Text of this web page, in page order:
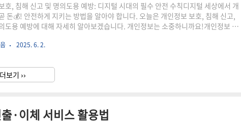
호, 침해 신고 및 명의도용 예방: 디지털 시대의 필수 안전 수칙디지털 세상에서 개
돈💰! 안전하게 지키는 방법을 알아야 합니다. 오늘은 개인정보 보호, 침해 신고,
도용 예방에 대해 자세히 알아보겠습니다. 개인정보는 소중하니까요!개인정보 보
게 해야 소중한 정보를 지킬 수 있을까요? 지금부터 3가지 핵심 전략을 소개합니
어버린 적 있으신가요? 😱 개인정보가 노출됐을까 봐 불안하셨다면 "개인정보노
예방 시스템"을 활용하세요! 이 시스템은 개인정보가 노출된 소비자가 ..
2025. 6. 2.
더보기 ››
·이체 서비스 활용법